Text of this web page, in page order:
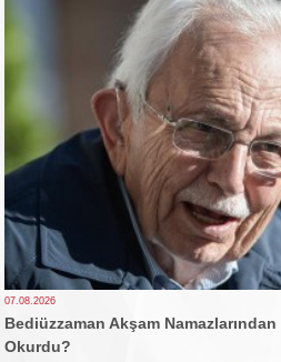
07.08.2026
Bediüzzaman Akşam
Okurdu?